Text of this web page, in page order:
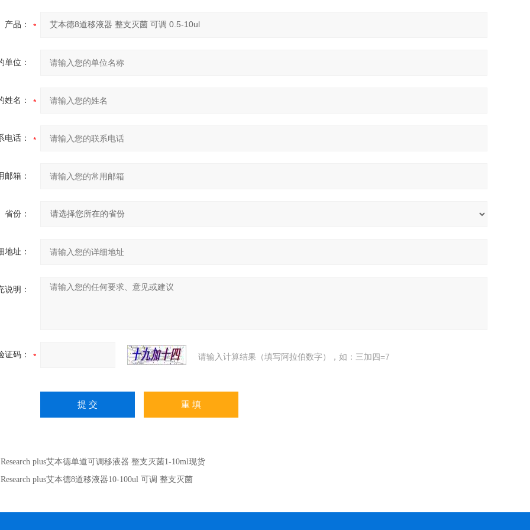
产品：
单位：
姓名：
电话：
邮箱：
省份：
地址：
说明：
证码： 请输入计算结果（填写阿拉伯数字），如：三加四=7
Research plus艾本德单道可调移液器 整支灭菌1-10ml现货
Research plus艾本德8道移液器10-100ul 可调 整支灭菌